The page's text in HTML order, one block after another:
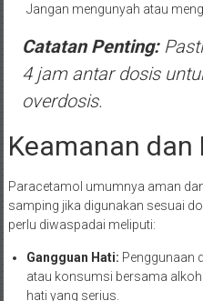
Jangan mengunyah atau
Catatan Penting:
4 jam antar dosis
overdosis.
Keamanan dan
Paracetamol umumnya aman
samping jika digunakan sesuai
perlu diwaspadai meliputi:
Gangguan Hati: Penggunaan
atau konsumsi bersama
hati yang serius.